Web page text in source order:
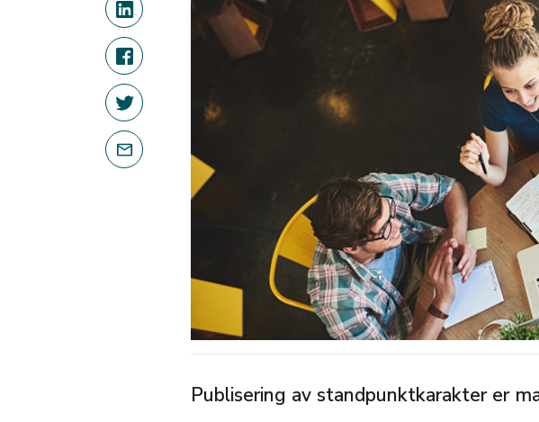
Publisering av standpunktkarakter er